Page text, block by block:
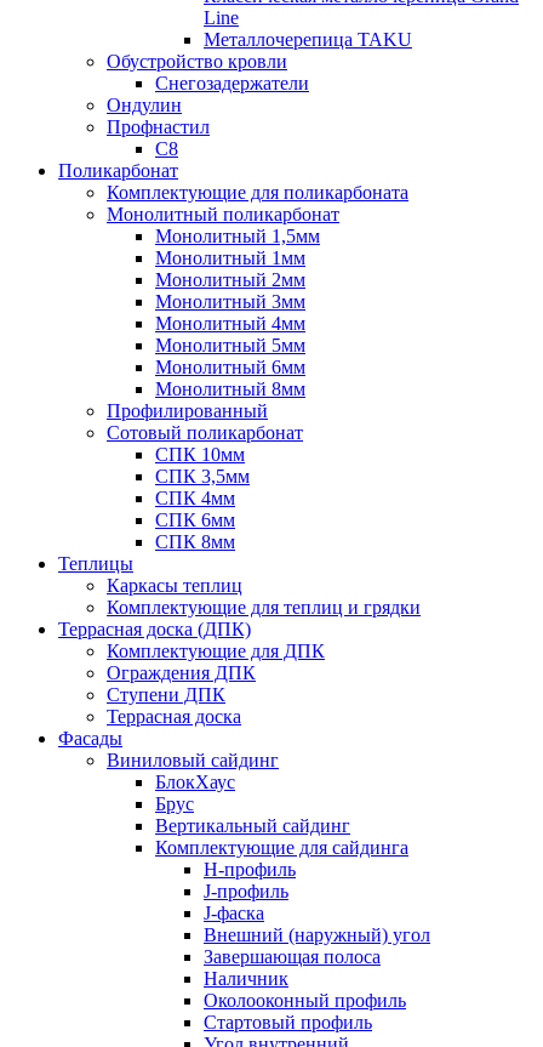
Line
Металлочерепица TAKU
Обустройство кровли
Снегозадержатели
Ондулин
Профнастил
С8
Поликарбонат
Комплектующие для поликарбоната
Монолитный поликарбонат
Монолитный 1,5мм
Монолитный 1мм
Монолитный 2мм
Монолитный 3мм
Монолитный 4мм
Монолитный 5мм
Монолитный 6мм
Монолитный 8мм
Профилированный
Сотовый поликарбонат
СПК 10мм
СПК 3,5мм
СПК 4мм
СПК 6мм
СПК 8мм
Теплицы
Каркасы теплиц
Комплектующие для теплиц и грядки
Террасная доска (ДПК)
Комплектующие для ДПК
Ограждения ДПК
Ступени ДПК
Террасная доска
Фасады
Виниловый сайдинг
БлокХаус
Брус
Вертикальный сайдинг
Комплектующие для сайдинга
H-профиль
J-профиль
J-фаска
Внешний (наружный) угол
Завершающая полоса
Наличник
Околооконный профиль
Стартовый профиль